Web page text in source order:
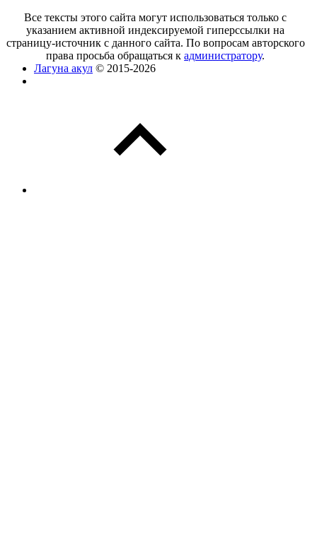
Все тексты этого сайта могут использоваться только с
указанием активной индексируемой гиперссылки на
страницу-источник с данного сайта. По вопросам авторского
права просьба обращаться кадминистратору.
Лагуна акул © 2015-2026